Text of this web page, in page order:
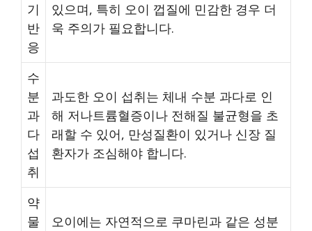
기
반
응
있으며, 특히 오이 껍질에 민감한 경우 더
욱 주의가 필요합니다.
수
분
과
다
섭
취
과도한 오이 섭취는 체내 수분 과다로 인
해 저나트륨혈증이나 전해질 불균형을 초
래할 수 있어, 만성질환이 있거나 신장 질
환자가 조심해야 합니다.
약
물
오이에는 자연적으로 쿠마린과 같은 성분